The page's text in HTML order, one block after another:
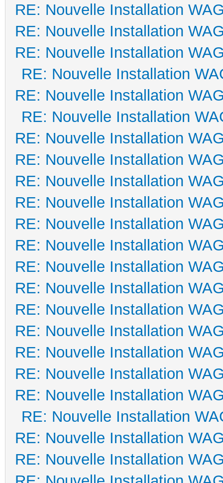
RE: Nouvelle Installation
RE: Nouvelle Installation
RE: Nouvelle Installation
RE: Nouvelle Installation
RE: Nouvelle Installation
RE: Nouvelle Installation
RE: Nouvelle Installation
RE: Nouvelle Installation
RE: Nouvelle Installation
RE: Nouvelle Installation
RE: Nouvelle Installation
RE: Nouvelle Installation
RE: Nouvelle Installation
RE: Nouvelle Installation
RE: Nouvelle Installation
RE: Nouvelle Installation
RE: Nouvelle Installation
RE: Nouvelle Installation
RE: Nouvelle Installation
RE: Nouvelle Installation
RE: Nouvelle Installation
RE: Nouvelle Installation